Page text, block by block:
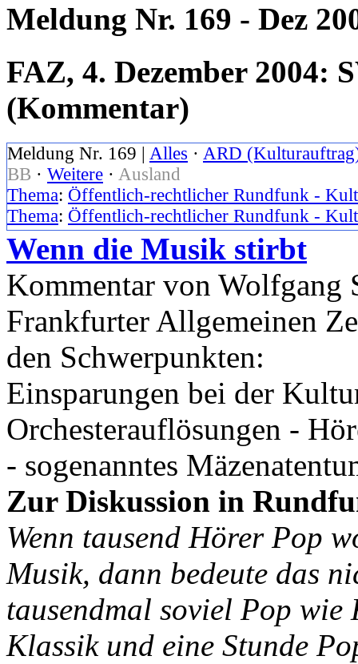
Meldung Nr. 169 - Dez
FAZ, 4. Dezember 2004:
(Kommentar)
Meldung Nr. 169 | Alles · ARD
BB · Weitere · Ausland
Thema: Öffentlich-rechtlicher Rundfunk -
Thema: Öffentlich-rechtlicher Rundfunk -
Wenn die Musik stirbt
Kommentar von Wolfgang
Frankfurter Allgemeinen
den Schwerpunkten:
Einsparungen bei der
Orchesterauflösungen -
- sogenanntes
Zur Diskussion in
Wenn tausend Hörer Pop
Musik, dann bedeute das
tausendmal soviel Pop wie
Klassik und eine Stunde